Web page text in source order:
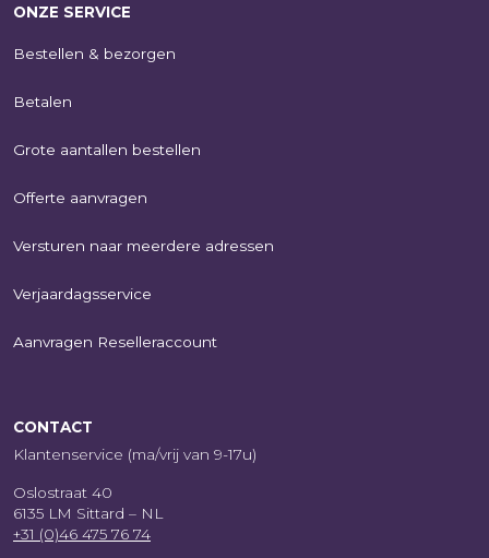
ONZE SERVICE
Bestellen & bezorgen
Betalen
Grote aantallen bestellen
Offerte aanvragen
Versturen naar meerdere adressen
Verjaardagsservice
Aanvragen Reselleraccount
CONTACT
Klantenservice (ma/vrij van 9-17u)
Oslostraat 40
6135 LM Sittard – NL
+31 (0)46 475 76 74